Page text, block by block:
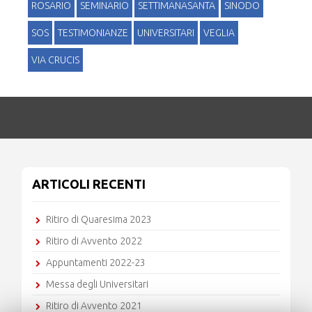
ROSARIO SEMINARIO SETTIMANASANTA SINODO
SOS TESTIMONIANZE UNIVERSITARI VEGLIA
VIA CRUCIS
ARTICOLI RECENTI
Ritiro di Quaresima 2023
Ritiro di Avvento 2022
Appuntamenti 2022-23
Messa degli Universitari
Ritiro di Avvento 2021